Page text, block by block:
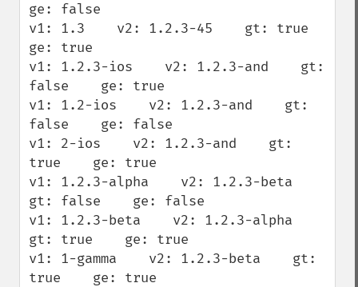
ge: false
v1: 1.3    v2: 1.2.3-45    gt: true
ge: true
v1: 1.2.3-ios    v2: 1.2.3-and    gt:
false    ge: true
v1: 1.2-ios    v2: 1.2.3-and    gt:
false    ge: false
v1: 2-ios    v2: 1.2.3-and    gt:
true    ge: true
v1: 1.2.3-alpha    v2: 1.2.3-beta
gt: false    ge: false
v1: 1.2.3-beta    v2: 1.2.3-alpha
gt: true    ge: true
v1: 1-gamma    v2: 1.2.3-beta    gt:
true    ge: true